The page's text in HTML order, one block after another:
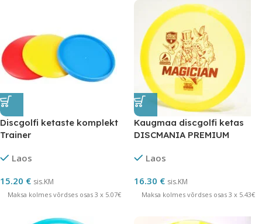
Discgolfi ketaste komplekt
Trainer
Laos
15.20 € sis.KM
Maksa kolmes võrdses osas 3 x 5.07€
Kaugmaa discgolfi ketas
DISCMANIA PREMIUM
Laos
16.30 € sis.KM
Maksa kolmes võrdses osas 3 x 5.43€